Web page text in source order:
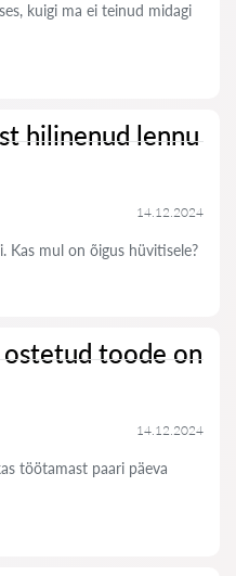
kuigi ma ei teinud midagi
hilinenud lennu
14.12.2024
Kas mul on õigus hüvitisele?
toode on
14.12.2024
töötamast paari päeva